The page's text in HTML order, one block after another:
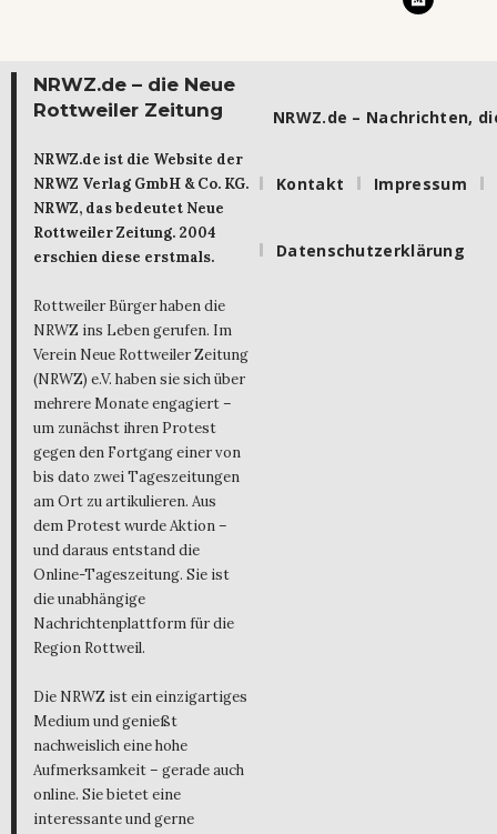
NRWZ.de – die Neue
Rottweiler Zeitung
NRWZ.de ist die Website der
NRWZ Verlag GmbH & Co. KG.
NRWZ, das bedeutet Neue
Rottweiler Zeitung. 2004
erschien diese erstmals.
Rottweiler Bürger haben die
NRWZ ins Leben gerufen. Im
Verein Neue Rottweiler Zeitung
(NRWZ) e.V. haben sie sich über
mehrere Monate engagiert –
um zunächst ihren Protest
gegen den Fortgang einer von
bis dato zwei Tageszeitungen
am Ort zu artikulieren. Aus
dem Protest wurde Aktion –
und daraus entstand die
Online-Tageszeitung. Sie ist
die unabhängige
Nachrichtenplattform für die
Region Rottweil.
Die NRWZ ist ein einzigartiges
Medium und genießt
nachweislich eine hohe
Aufmerksamkeit – gerade auch
online. Sie bietet eine
interessante und gerne
NRWZ.de – Nachrichten,
Kontakt Impressum
Datenschutzerklärung